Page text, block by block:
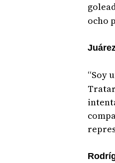
ocho
“Soy